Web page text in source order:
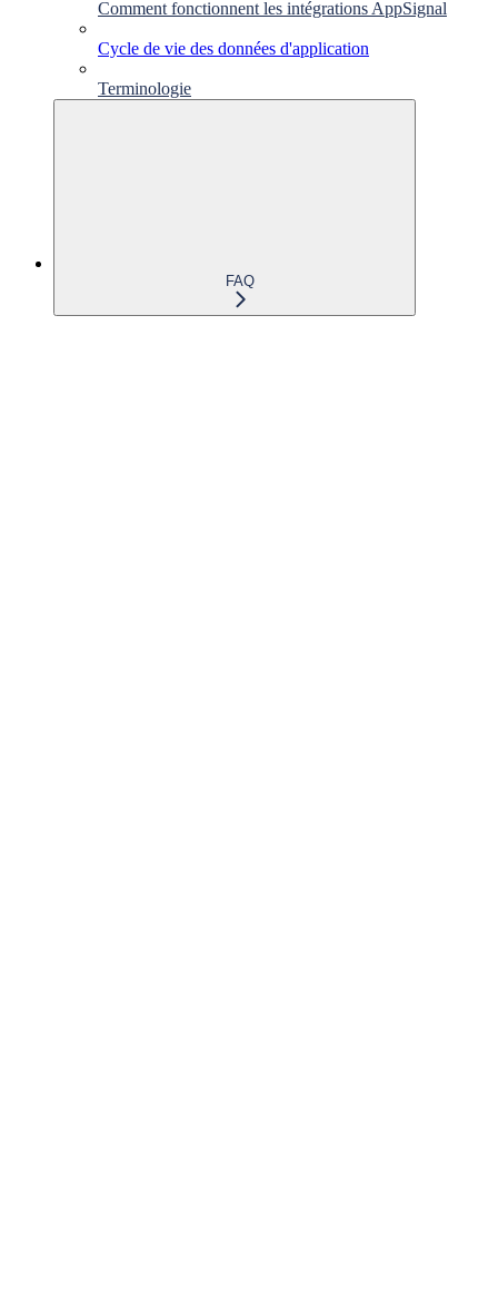
Comment fonctionnent les intégrations AppSignal
Cycle de vie des données d'application
Terminologie
FAQ